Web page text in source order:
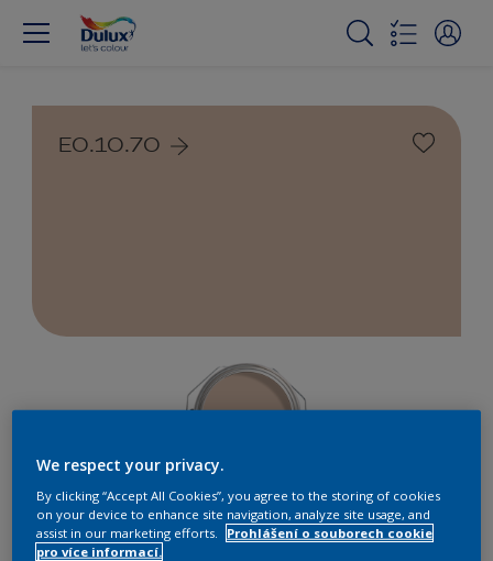
E0.10.70
Najít výrobek v tomto odstínu
We respect your privacy.
By clicking “Accept All Cookies”, you agree to the storing of cookies
on your device to enhance site navigation, analyze site usage, and
assist in our marketing efforts.
Prohlášení o souborech cookie
pro více informací.